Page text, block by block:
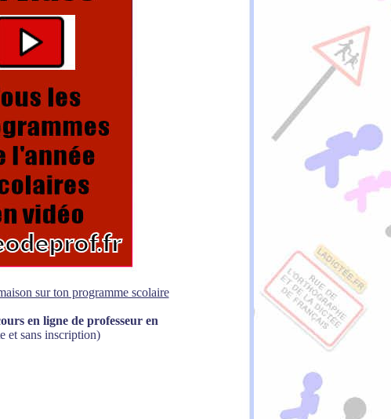
sur ton programme scolaire
en ligne de professeur en
et sans inscription)